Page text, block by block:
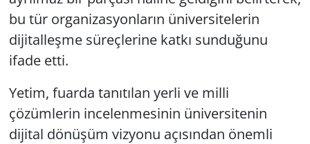
bu tür organizasyonların üniversitelerin
dijitalleşme süreçlerine katkı sunduğunu
ifade etti.
Yetim, fuarda tanıtılan yerli ve milli
çözümlerin incelenmesinin üniversitenin
dijital dönüşüm vizyonu açısından önemli